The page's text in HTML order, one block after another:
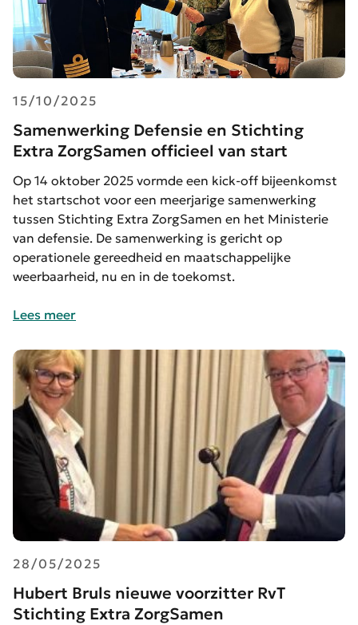
15/10/2025
Samenwerking Defensie en Stichting
Extra ZorgSamen officieel van start
Op 14 oktober 2025 vormde een kick-off bijeenkomst
het startschot voor een meerjarige samenwerking
tussen Stichting Extra ZorgSamen en het Ministerie
van defensie. De samenwerking is gericht op
operationele gereedheid en maatschappelijke
weerbaarheid, nu en in de toekomst.
Lees meer
28/05/2025
Hubert Bruls nieuwe voorzitter RvT
Stichting Extra ZorgSamen